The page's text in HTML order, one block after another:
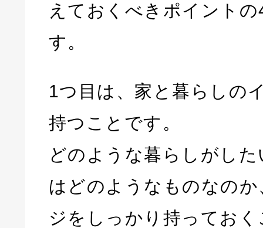
えておくべきポイント
す。
1つ目は、家と暮らしの
持つことです。
どのような暮らしがし
はどのようなものなの
ジをしっかり持ってお